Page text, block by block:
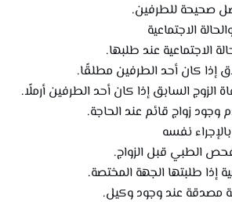
صحيحة للطرفين.
الاجتماعية
الاجتماعية عند طلبها.
إذا كان أحد الطرفين مطلقًا.
الزوج السابق إذا كان أحد الطرفين أرملًا.
وجود زواج قائم عند الحاجة.
نفسه
الطبي قبل الزواج.
طلبتها الجهة المختصة.
مصدقة عند وجود وكيل.